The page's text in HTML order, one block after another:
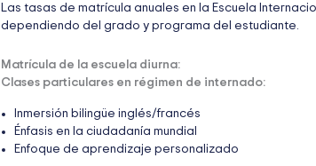
Las tasas de matrícula anuales en la Escuela
dependiendo del grado y programa del estudiante.
Matrícula de la escuela diurna:
Clases particulares en régimen de internado:
Inmersión bilingüe inglés/francés
Énfasis en la ciudadanía mundial
Enfoque de aprendizaje personalizado